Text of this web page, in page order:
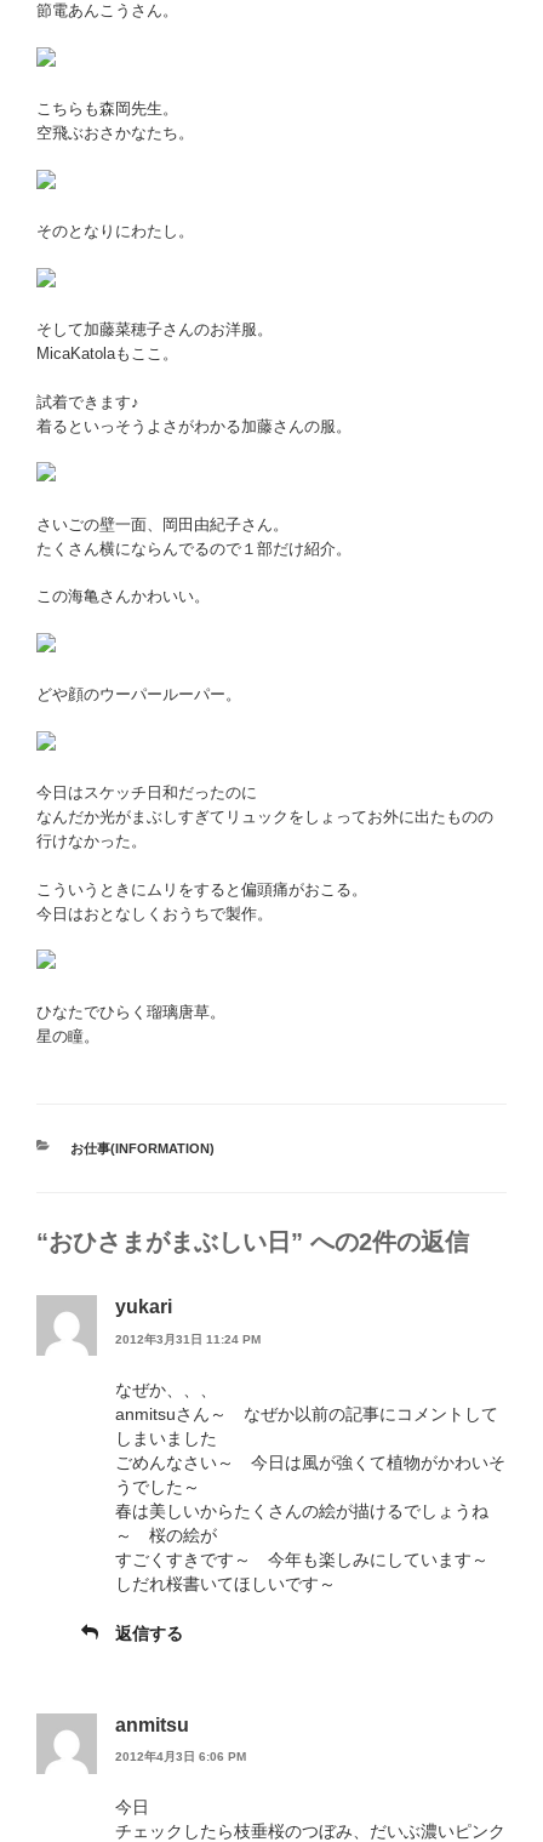
節電あんこうさん。
こちらも森岡先生。
空飛ぶおさかなたち。
そのとなりにわたし。
そして加藤菜穂子さんのお洋服。
MicaKatolaもここ。
試着できます♪
着るといっそうよさがわかる加藤さんの服。
さいごの壁一面、岡田由紀子さん。
たくさん横にならんでるので１部だけ紹介。
この海亀さんかわいい。
どや顔のウーパールーパー。
今日はスケッチ日和だったのに
なんだか光がまぶしすぎてリュックをしょってお外に出たものの
行けなかった。
こういうときにムリをすると偏頭痛がおこる。
今日はおとなしくおうちで製作。
ひなたでひらく瑠璃唐草。
星の瞳。
カ
ー
お仕事(INFORMATION)
“おひさまがまぶしい日” への2件の返信
yukari
2012年3月31日 11:24 PM
なぜか、、、
anmitsuさん～ なぜか以前の記事にコメントして
しまいました
ごめんなさい～ 今日は風が強くて植物がかわいそ
うでした～
春は美しいからたくさんの絵が描けるでしょうね
～ 桜の絵が
すごくすきです～ 今年も楽しみにしています～
しだれ桜書いてほしいです～
返信する
anmitsu
2012年4月3日 6:06 PM
今日
チェックしたら枝垂桜のつぼみ、だいぶ濃いピンク